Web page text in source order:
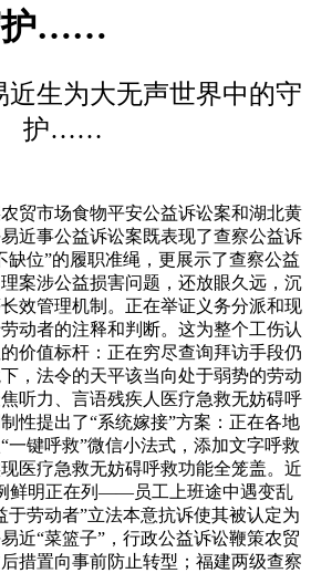
护……
近生为大无声世界中的守
护……
市场食物平安公益诉讼案和湖北黄
近事公益诉讼案既表现了查察公益诉
缺位”的履职准绳，更展示了查察公益
案涉公益损害问题，还放眼久远，沉
效管理机制。正在举证义务分派和现
动者的注释和判断。这为整个工伤认
价值标杆：正在穷尽查询拜访手段仍
，法令的天平该当向处于弱势的劳动
听力、言语残疾人医疗急救无妨碍呼
性提出了“系统嫁接”方案：正在各地
一键呼救”微信小法式，添加文字呼救
医疗急救无妨碍呼救功能全笼盖。近
鲜明正在列——员工上班途中遇变乱
于劳动者”立法本意抗诉使其被认定为
近“菜篮子”，行政公益诉讼鞭策农贸
措置向事前防止转型；福建两级查察